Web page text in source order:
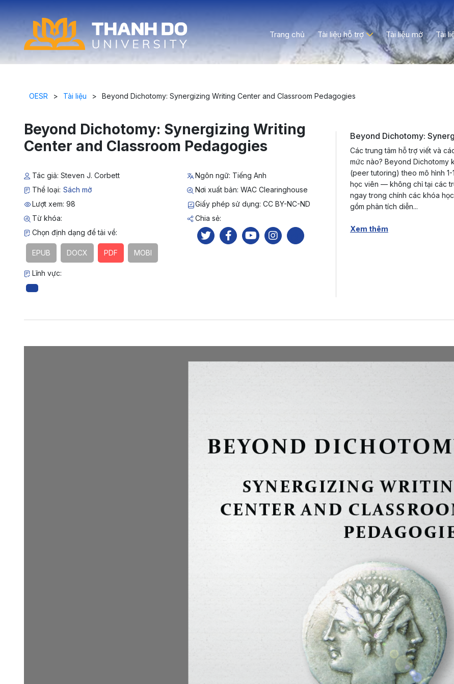
Trang chủ Tài liệu hỗ trợ Tài liệu mở Tài
OESR > Tài liệu > Beyond Dichotomy: Synergizing Writing Center and Classroom Pedagogies
Beyond Dichotomy: Synergizing Writing
Center and Classroom Pedagogies
Tác giả: Steven J. Corbett
Thể loại: Sách mở
Lượt xem: 98
Từ khóa:
Chọn định dạng để tải về:
EPUB DOCX PDF MOBI
Lĩnh vực:
Ngôn ngữ: Tiếng Anh
Nơi xuất bản: WAC Clearinghouse
Giấy phép sử dụng: CC BY-NC-ND
Chia sẻ:
Beyond Dichotomy:
Các trung tâm hỗ trợ viết và
mức nào? Beyond Dichotomy
(peer tutoring) theo mô hình
học viên — không chỉ tại các
ngay trong chính các khóa
gồm phân tích diễn...
Xem thêm